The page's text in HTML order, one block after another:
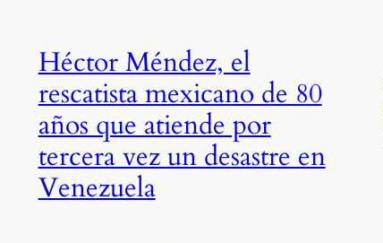
Héctor Méndez, el
rescatista mexicano de 80
años que atiende por
tercera vez un desastre en
Venezuela